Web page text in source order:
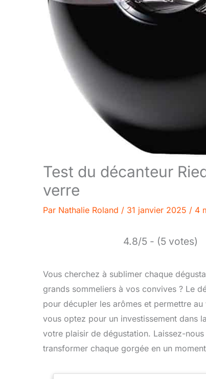
Test du décanteur
verre
Par Nathalie Roland / 31 janvier 2025 / 4
4.8/5 - (5 votes)
Vous cherchez à sublimer chaque
grands sommeliers à vos convives ? Le
pour décupler les arômes et permettre
vous optez pour un investissement dans
votre plaisir de dégustation. Laissez-
transformer chaque gorgée en un